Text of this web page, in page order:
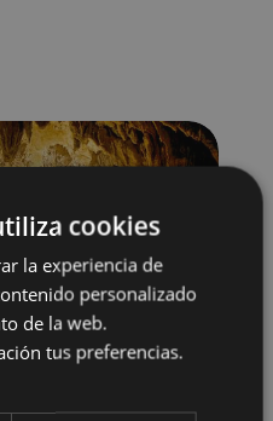
cookies
la experiencia de
personalizado
de la web.
tus preferencias.